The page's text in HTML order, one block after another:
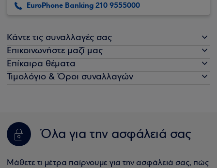
EuroPhone Banking 210 9555000
Κάντε τις συναλλαγές σας
Επικοινωνήστε μαζί μας
Επίκαιρα θέματα
Τιμολόγιο & Όροι συναλλαγών
Όλα για την ασφάλειά σας
Μάθετε τι μέτρα παίρνουμε για την ασφάλειά σας, πώς